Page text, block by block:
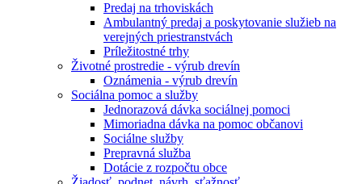
Predaj na trhoviskách
Ambulantný predaj a poskytovanie služieb na
verejných priestranstvách
Príležitostné trhy
Životné prostredie - výrub drevín
Oznámenia - výrub drevín
Sociálna pomoc a služby
Jednorazová dávka sociálnej pomoci
Mimoriadna dávka na pomoc občanovi
Sociálne služby
Prepravná služba
Dotácie z rozpočtu obce